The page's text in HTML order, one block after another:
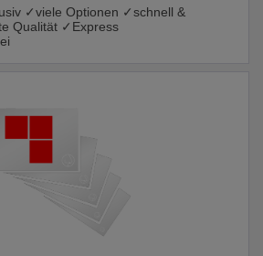
✓viele Optionen ✓schnell &
Qualität ✓Express